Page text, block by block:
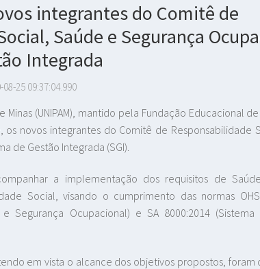
integrantes do Comitê de
Saúde e Segurança
Integrada
08-25 09:37:04.990
(UNIPAM), mantido pela Fundação Educacional
os novos integrantes do Comitê de Responsabilidade
de Gestão Integrada (SGI).
a implementação dos requisitos de
Social, visando o cumprimento das normas
Segurança Ocupacional) e SA 8000:2014
em vista o alcance dos objetivos propostos, foram